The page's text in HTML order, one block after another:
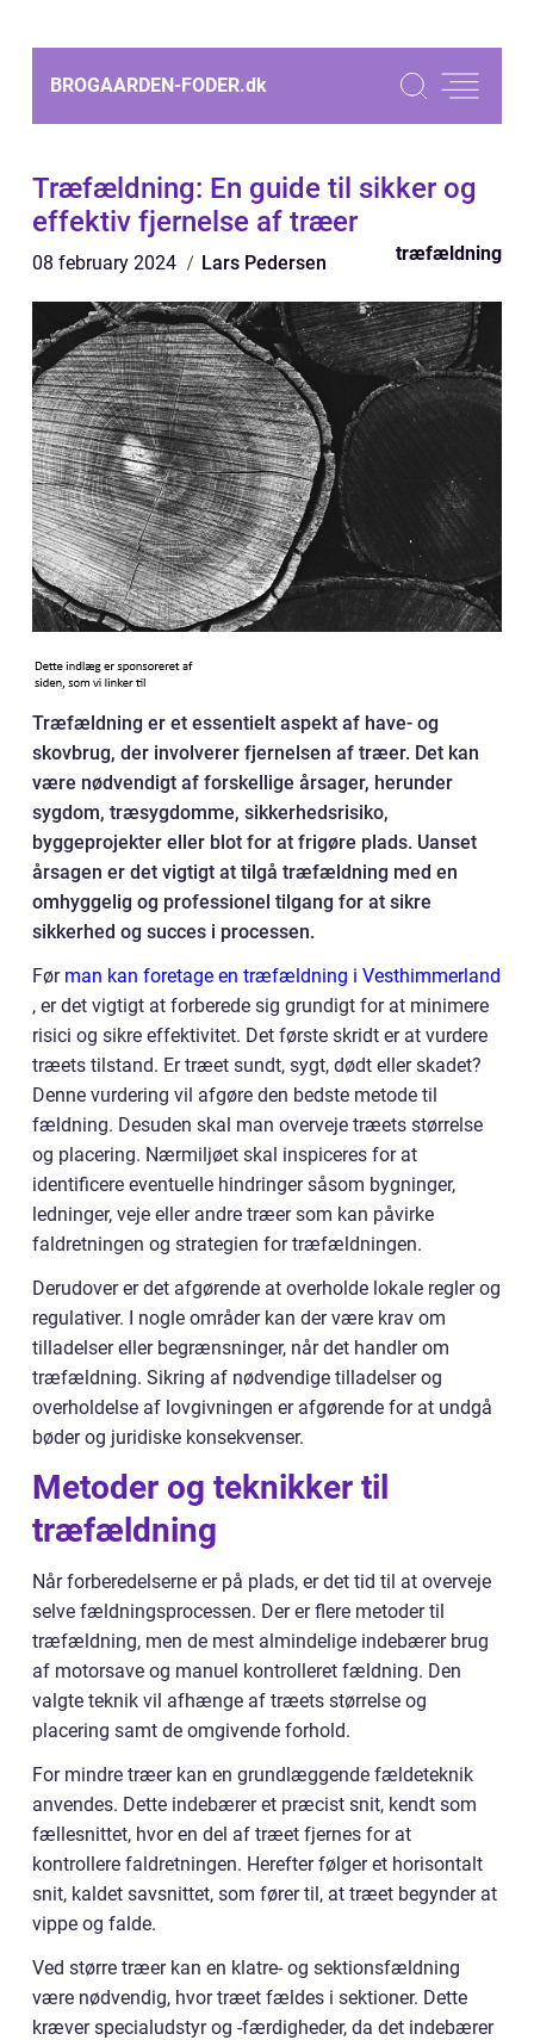
BROGAARDEN-FODER.dk
Træfældning: En guide til sikker og
effektiv fjernelse af træer
08 february 2024 Lars Pedersen træfældning
Træfældning er et essentielt aspekt af have- og
skovbrug, der involverer fjernelsen af træer. Det kan
være nødvendigt af forskellige årsager, herunder
sygdom, træsygdomme, sikkerhedsrisiko,
byggeprojekter eller blot for at frigøre plads. Uanset
årsagen er det vigtigt at tilgå træfældning med en
omhyggelig og professionel tilgang for at sikre
sikkerhed og succes i processen.
Før man kan foretage en træfældning i Vesthimmerland
, er det vigtigt at forberede sig grundigt for at minimere
risici og sikre effektivitet. Det første skridt er at vurdere
træets tilstand. Er træet sundt, sygt, dødt eller skadet?
Denne vurdering vil afgøre den bedste metode til
fældning. Desuden skal man overveje træets størrelse
og placering. Nærmiljøet skal inspiceres for at
identificere eventuelle hindringer såsom bygninger,
ledninger, veje eller andre træer som kan påvirke
faldretningen og strategien for træfældningen.
Derudover er det afgørende at overholde lokale regler og
regulativer. I nogle områder kan der være krav om
tilladelser eller begrænsninger, når det handler om
træfældning. Sikring af nødvendige tilladelser og
overholdelse af lovgivningen er afgørende for at undgå
bøder og juridiske konsekvenser.
Metoder og teknikker til
træfældning
Når forberedelserne er på plads, er det tid til at overveje
selve fældningsprocessen. Der er flere metoder til
træfældning, men de mest almindelige indebærer brug
af motorsave og manuel kontrolleret fældning. Den
valgte teknik vil afhænge af træets størrelse og
placering samt de omgivende forhold.
For mindre træer kan en grundlæggende fældeteknik
anvendes. Dette indebærer et præcist snit, kendt som
fællesnittet, hvor en del af træet fjernes for at
kontrollere faldretningen. Herefter følger et horisontalt
snit, kaldet savsnittet, som fører til, at træet begynder at
vippe og falde.
Ved større træer kan en klatre- og sektionsfældning
være nødvendig, hvor træet fældes i sektioner. Dette
kræver specialudstyr og -færdigheder, da det indebærer